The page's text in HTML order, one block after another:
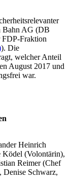
Bahn AG (DB
FDP-Fraktion
). Die
welcher Anteil
August 2017 und
war.
Heinrich
Ködel (Volontärin),
Reimer (Chef
Denise Schwarz,